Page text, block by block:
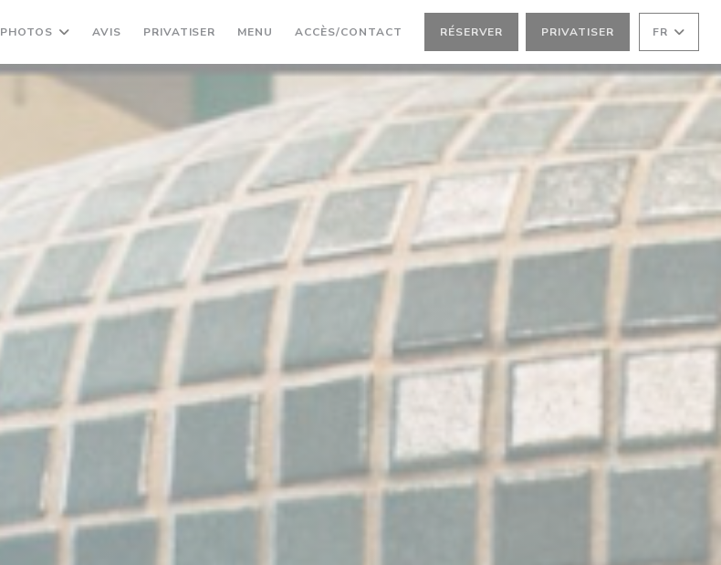
PHOTOS AVIS PRIVATISER ((OUVRE UNE NOUVELLE FENÊTRE))
MENU ((OUVRE UNE NOUVELLE FENÊTRE))
ACCÈS/CONTACT RÉSERVER PRIVATISER FR